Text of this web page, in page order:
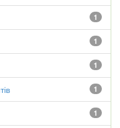
1
1
1
1
1